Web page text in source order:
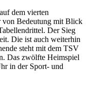
dem vierten
von Bedeutung mit Blick
Der Sieg
Die ist auch weiterhin
steht mit dem TSV
Das zwölfte Heimspiel
in der Sport- und